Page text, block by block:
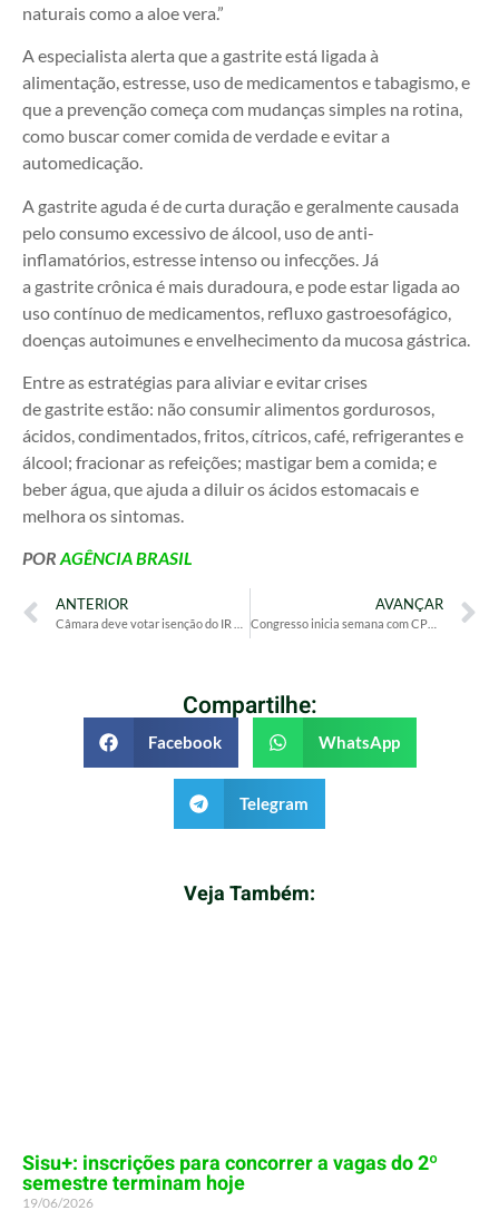
naturais como a aloe vera.”
A especialista alerta que a gastrite está ligada à
alimentação, estresse, uso de medicamentos e tabagismo, e
que a prevenção começa com mudanças simples na rotina,
como buscar comer comida de verdade e evitar a
automedicação.
A gastrite aguda é de curta duração e geralmente causada
pelo consumo excessivo de álcool, uso de anti-
inflamatórios, estresse intenso ou infecções. Já
a gastrite crônica é mais duradoura, e pode estar ligada ao
uso contínuo de medicamentos, refluxo gastroesofágico,
doenças autoimunes e envelhecimento da mucosa gástrica.
Entre as estratégias para aliviar e evitar crises
de gastrite estão: não consumir alimentos gordurosos,
ácidos, condimentados, fritos, cítricos, café, refrigerantes e
álcool; fracionar as refeições; mastigar bem a comida; e
beber água, que ajuda a diluir os ácidos estomacais e
melhora os sintomas.
POR AGÊNCIA BRASIL
ANTERIOR AVANÇAR
Congresso inicia semana com CPMI do INSS, mudanças no Imposto de Renda e debates sobre redes sociais
Compartilhe:
Facebook WhatsApp
Telegram
Veja Também:
Sisu+: inscrições para concorrer a vagas do 2º
semestre terminam hoje
19/06/2026